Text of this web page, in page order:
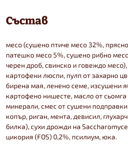
Състав
месо (сушено птиче месо 32%,
патешко месо 5%, сушено рибно
черен дроб, свинско и говеждо
картофени люспи, пулп от захарно
бирена мая, ленено семе, изсушени
картофено нишесте, масло от сьомга
минерали, смес от сушени
копър, риган, мента, девисил,
билка), сухи дрожди на
цикория (FOS) 0,2%, псилиум, юка.